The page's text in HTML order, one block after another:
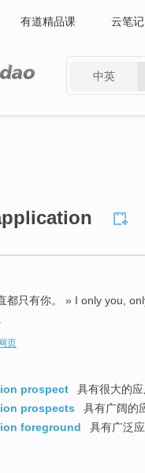
有道精品课 云笔记
中英
都只有你。 » I only you,
页
prospect
具有很大的
prospects
具有广阔的
foreground
具有广泛